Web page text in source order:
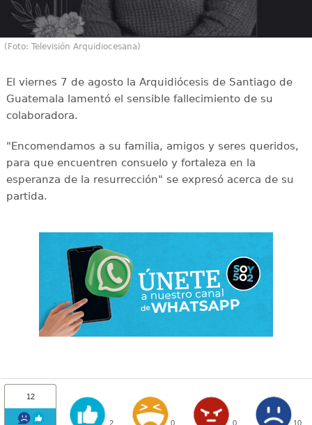
(Foto: Televisión Arquidiocesana)
El viernes 7 de agosto la Arquidiócesis de Santiago de
Guatemala lamentó el sensible fallecimiento de su
colaboradora.
"Encomendamos a su familia, amigos y seres queridos,
para que encuentren consuelo y fortaleza en la
esperanza de la resurrección" se expresó acerca de su
partida.
12
2 0 0 10